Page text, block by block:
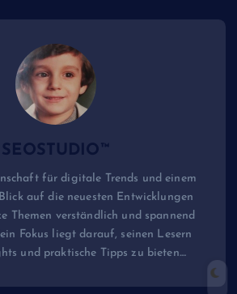
SEOSTUDIO™
für digitale Trends und einem
auf die neuesten Entwicklungen
Themen verständlich und spannend
Fokus liegt darauf, seinen Lesern
und praktische Tipps zu bieten....